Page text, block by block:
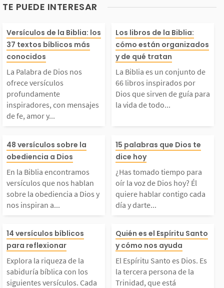
TE PUEDE INTERESAR
Palabra de Dios n
ofrece versículos p
inspira
con mensajes d
fe, amor y esperanz
Estos textos bíblico
entre los más conoc
y...
Versículos de la Biblia: los
37 textos bíblicos más
conocidos
La Palabra de Dios nos
ofrece versículos
profundamente
inspiradores, con mensajes
de fe, amor y...
La Biblia es
to de 66 libros
dos por Dios
n de guía para
de todo
libros fueron
por más de 40
as...
Los libros de la Biblia:
cómo están organizados
y de qué tratan
La Biblia es un conjunto de
66 libros inspirados por
Dios que sirven de guía para
la vida de todo...
la Biblia encontra
versículos que no
hablan sobre la obe
a Dios y nos i
a obedecerlo.
obediencia genuin
48 versículos sobre la
obediencia a Dios
En la Biblia encontramos
versículos que nos hablan
sobre la obediencia a Dios y
nos inspiran a...
¿Has tomado
ara oír la voz
hoy? Él quiere
contigo cada
te fuerzas para
frentes con
15 palabras que Dios te
dice hoy
¿Has tomado tiempo para
oír la voz de Dios hoy? Él
quiere hablar contigo cada
día y darte...
la riqueza de
sabiduría bíblica c
14 versículos bíblicos
para reflexionar
Explora la riqueza de la
sabiduría bíblica con los
siguientes versículos. Cada
El Espíritu
ios. Es la
Quién es el Espíritu Santo
y cómo nos ayuda
El Espíritu Santo es Dios. Es
la tercera persona de la
Trinidad, que está